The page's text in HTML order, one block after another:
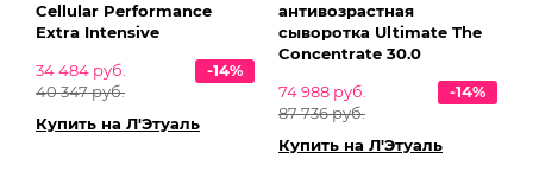
Cellular Performance
Extra Intensive
34 484 руб.
40 347 руб.
-14%
Купить на Л'Этуаль
антивозрастная
сыворотка Ultimate The
Concentrate 30.0
74 988 руб.
87 736 руб.
-14%
Купить на Л'Этуаль